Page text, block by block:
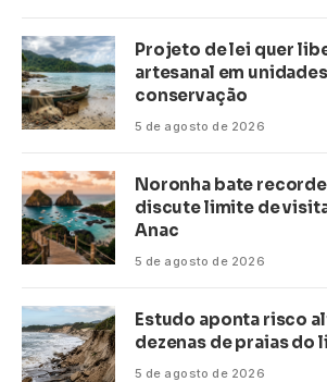
Projeto de lei quer
artesanal em
conservação
5 de agosto de 2026
Noronha bate
discute limite de
Anac
5 de agosto de 2026
Estudo aponta risco
dezenas de praias do
5 de agosto de 2026